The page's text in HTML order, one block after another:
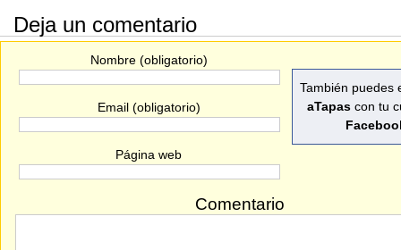
Deja un comentario
Nombre (obligatorio)
Email (obligatorio)
Página web
También puedes
aTapascon tu
Comentario